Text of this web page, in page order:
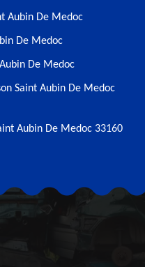
Aubin De Medoc
De Medoc
De Medoc
Saint Aubin De Medoc
Aubin De Medoc 33160